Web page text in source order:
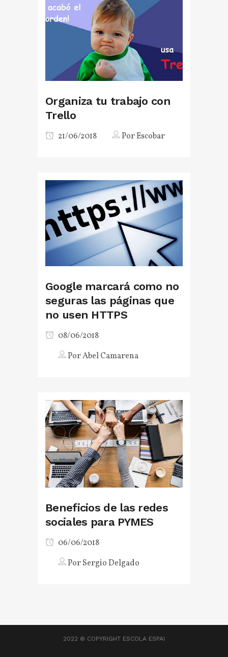
Organiza tu trabajo con
Trello
21/06/2018 PorEscobar
Google marcará como no
seguras las páginas que
no usen HTTPS
08/06/2018
PorAbel Camarena
Beneficios de las redes
sociales para PYMES
06/06/2018
PorSergio Delgado
2022 © COPYRIGHT ESCOLA ESPAI